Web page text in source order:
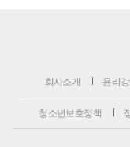
회사소개 윤리
청소년보호정책